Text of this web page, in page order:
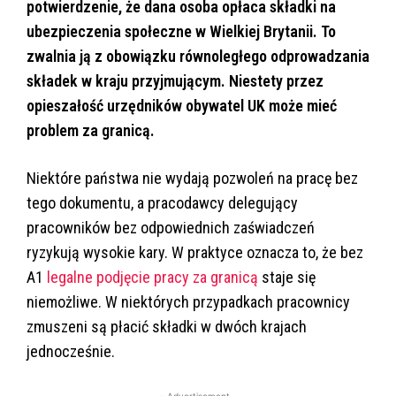
potwierdzenie, że dana osoba opłaca składki na
ubezpieczenia społeczne w Wielkiej Brytanii. To
zwalnia ją z obowiązku równoległego odprowadzania
składek w kraju przyjmującym. Niestety przez
opieszałość urzędników obywatel UK może mieć
problem za granicą.
Niektóre państwa nie wydają pozwoleń na pracę bez
tego dokumentu, a pracodawcy delegujący
pracowników bez odpowiednich zaświadczeń
ryzykują wysokie kary. W praktyce oznacza to, że bez
A1 legalne podjęcie pracy za granicą staje się
niemożliwe. W niektórych przypadkach pracownicy
zmuszeni są płacić składki w dwóch krajach
jednocześnie.